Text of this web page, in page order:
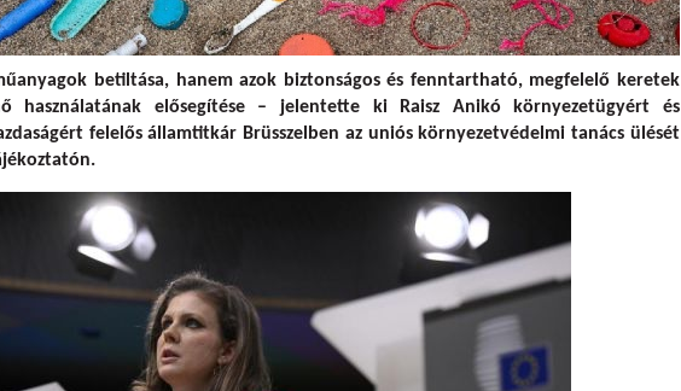
betiltása, hanem azok biztonságos és fenntartható, megfelelő keretek
használatának elősegítése – jelentette ki Raisz Anikó környezetügyért és
felelős államtitkár Brüsszelben az uniós környezetvédelmi tanács ülését